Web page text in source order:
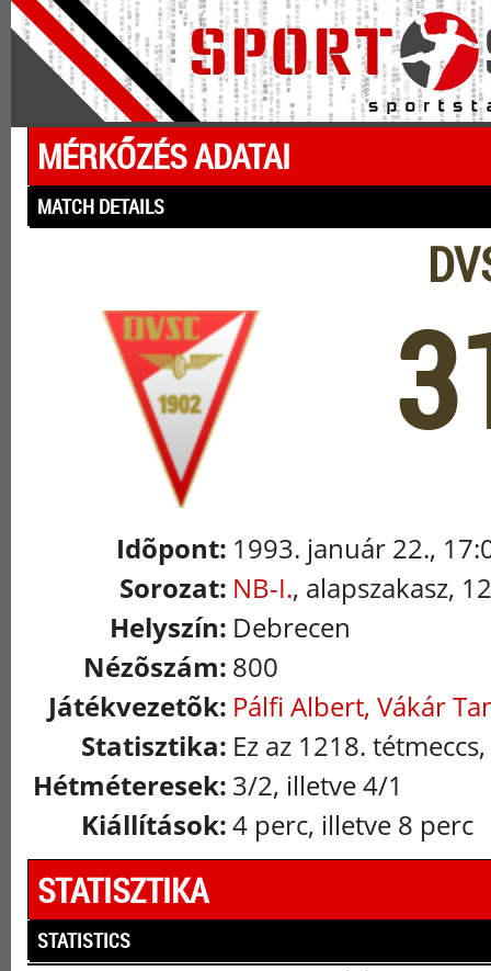
MÉRKŐZÉS ADATAI
MATCH DETAILS
Idõpont: 1993. január 22.,
Sorozat: NB-I., alapszakasz,
Helyszín: Debrecen
Nézõszám: 800
Játékvezetõk: Pálfi Albert, Vákár
Statisztika: Ez az 1218.
Hétméteresek: 3/2, illetve 4/1
Kiállítások:4 perc, illetve 8 perc
STATISZTIKA
STATISTICS